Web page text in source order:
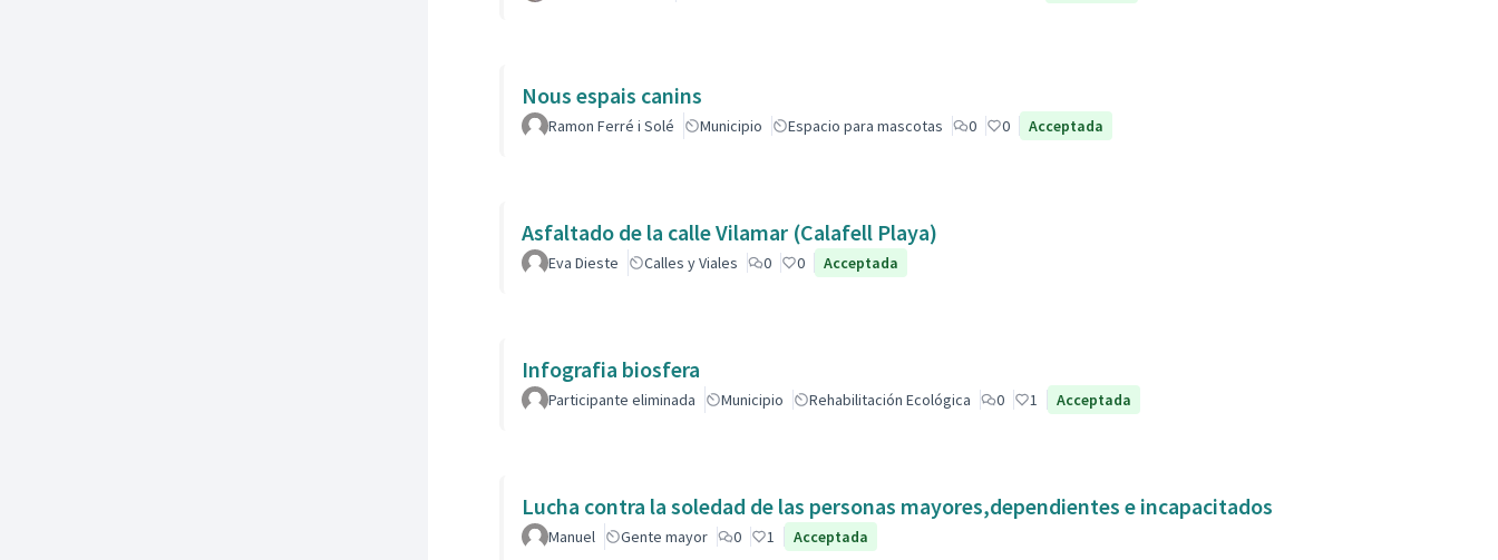
Nous espais canins
Ramon Ferré i Solé Municipio Espacio para mascotas 0 0 Acceptada
Asfaltado de la calle Vilamar (Calafell Playa)
Eva Dieste Calles y Viales 0 0 Acceptada
Infografia biosfera
Participante eliminada Municipio Rehabilitación Ecológica 0 1 Acceptada
Lucha contra la soledad de las personas mayores,dependientes e incapacitados
Manuel Gente mayor 0 1 Acceptada